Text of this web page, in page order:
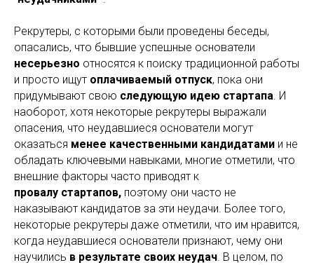
Рекрутеры, с которыми были проведены беседы,
опасались, что бывшие успешные основатели
несерьезно относятся к поиску традиционной работы
и просто ищут оплачиваемый отпуск, пока они
придумывают свою следующую идею стартапа. И
наоборот, хотя некоторые рекрутеры выражали
опасения, что неудавшиеся основатели могут
оказаться менее качественными кандидатами и не
обладать ключевыми навыками, многие отметили, что
внешние факторы часто приводят к
провалу стартапов, поэтому они часто не
наказывают кандидатов за эти неудачи. Более того,
некоторые рекрутеры даже отметили, что им нравится,
когда неудавшиеся основатели признают, чему они
научились в результате своих неудач. В целом, по